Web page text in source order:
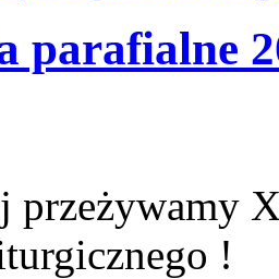
parafialne
przeżywamy
!